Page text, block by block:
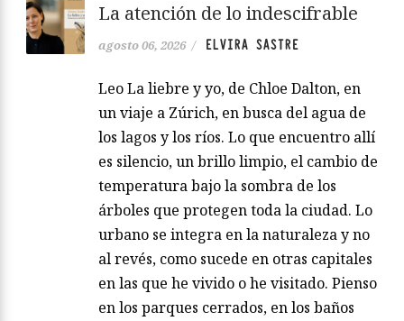
La atención de lo indescifrable
agosto 06, 2026 / ELVIRA SASTRE
Leo La liebre y yo, de Chloe Dalton, en
un viaje a Zúrich, en busca del agua de
los lagos y los ríos. Lo que encuentro allí
es silencio, un brillo limpio, el cambio de
temperatura bajo la sombra de los
árboles que protegen toda la ciudad. Lo
urbano se integra en la naturaleza y no
al revés, como sucede en otras capitales
en las que he vivido o he visitado. Pienso
en los parques cerrados, en los baños